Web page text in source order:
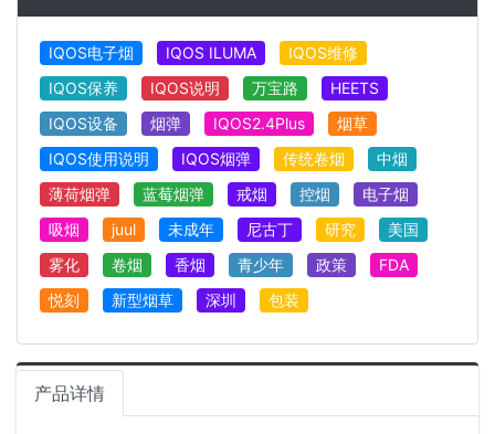
IQOS电子烟 IQOS ILUMA
IQOS维修
IQOS保养
IQOS说明 万宝路
HEETS
IQOS设备
烟弹 IQOS2.4Plus
烟草
IQOS使用说明
IQOS烟弹 传统卷烟
中烟
薄荷烟弹
蓝莓烟弹 戒烟 控烟
电子烟
吸烟
juul 未成年 尼古丁 研究
美国
雾化
卷烟 香烟 青少年 政策
FDA
悦刻
新型烟草 深圳 包装
产品详情